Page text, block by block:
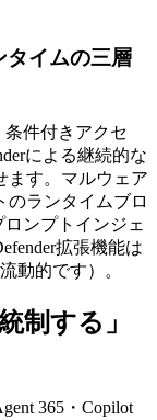
タイムの三層
条件付きアクセ
による継続的な
ます。マルウェア
のランタイムブロ
ンプトインジェ
拡張機能は
動的です）。
制する」
365・Copilot